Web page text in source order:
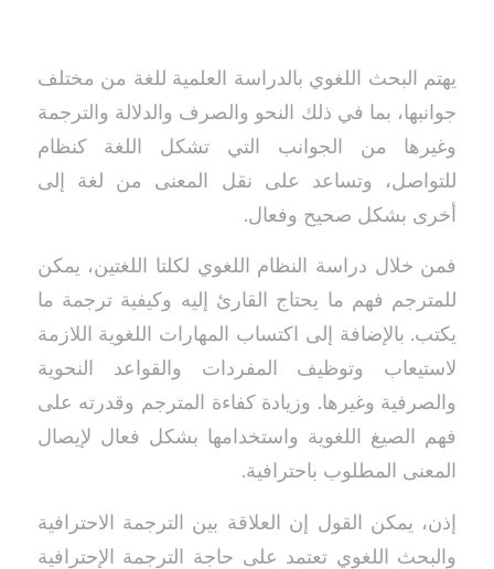
يهتم البحث اللغوي بالدراسة العلمية للغة من مختلف
جوانبها، بما في ذلك النحو والصرف والدلالة والترجمة
وغيرها من الجوانب التي تشكل اللغة كنظام
للتواصل، وتساعد على نقل المعنى من لغة إلى
أخرى بشكل صحيح وفعال.
فمن خلال دراسة النظام اللغوي لكلتا اللغتين، يمكن
للمترجم فهم ما يحتاج القارئ إليه وكيفية ترجمة ما
يكتب. بالإضافة إلى اكتساب المهارات اللغوية اللازمة
لاستيعاب وتوظيف المفردات والقواعد النحوية
والصرفية وغيرها. وزيادة كفاءة المترجم وقدرته على
فهم الصيغ اللغوية واستخدامها بشكل فعال لإيصال
المعنى المطلوب باحترافية.
إذن، يمكن القول إن العلاقة بين الترجمة الاحترافية
والبحث اللغوي تعتمد على حاجة الترجمة الإحترافية